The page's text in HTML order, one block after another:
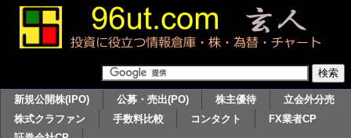
新規公開株(IPO) 公募・売出(PO) 株主優待
立会外分売
株式クラファン
手数料比較 コンタクト
FX業者CP